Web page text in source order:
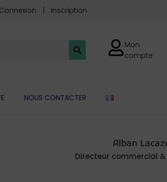
Connexion Inscription
Mon
compte
NOUS CONTACTER
Alban
Directeur commercial